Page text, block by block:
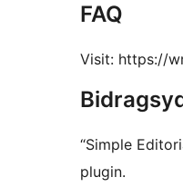
FAQ
Visit: https://
“Simple
plugin.